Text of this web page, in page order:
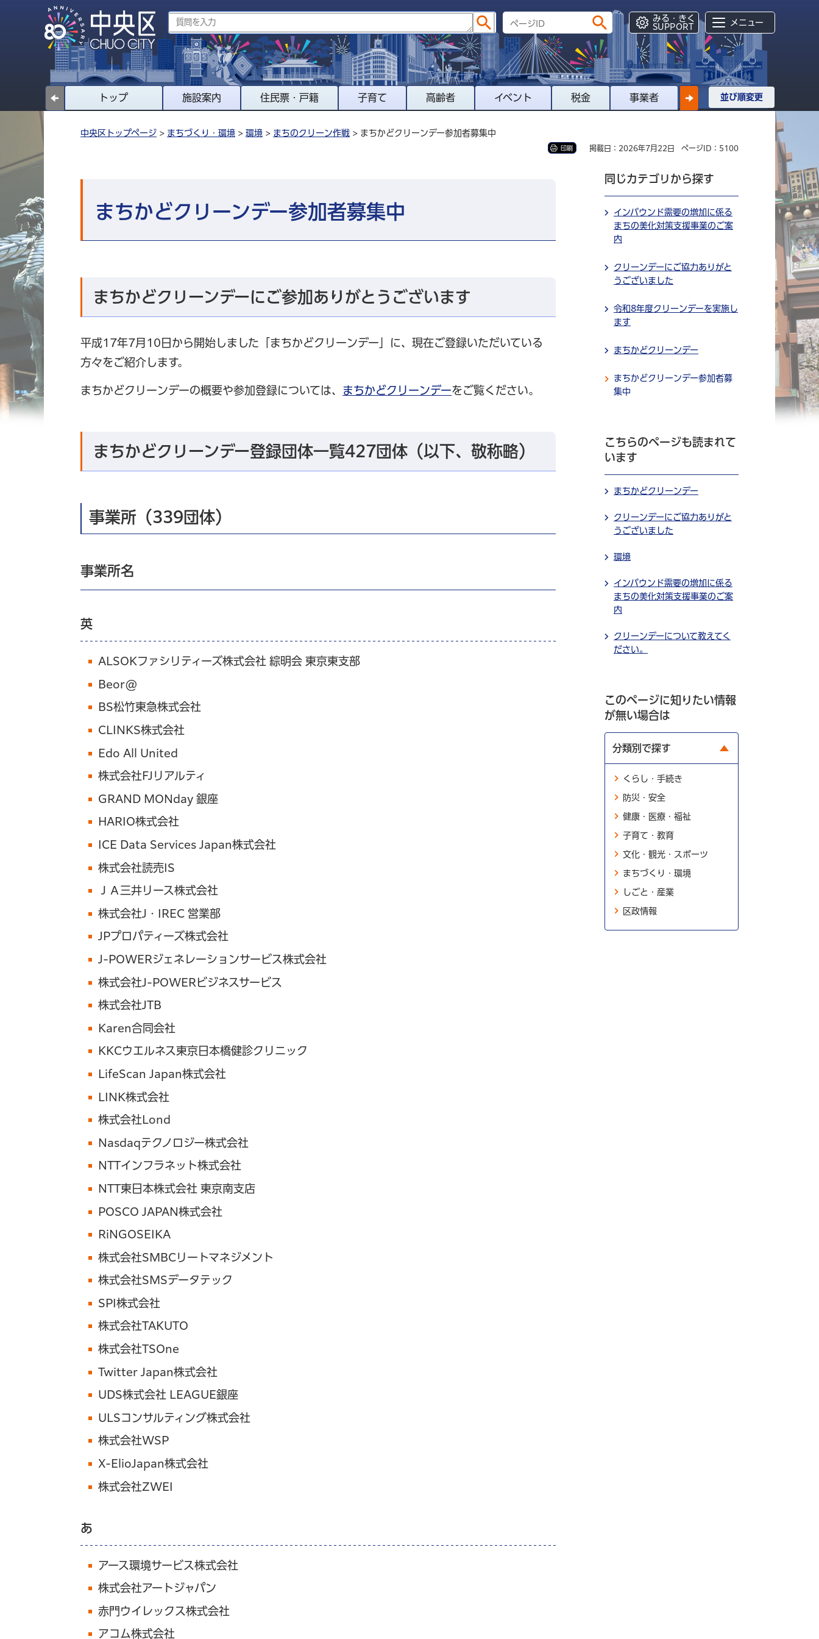
みる・きく
SUPPORT
メニュー
トップ 施設案内 住民票・戸籍 子育て 高齢者 イベント 税金 事業者 並び順変更
中央区トップページ > まちづくり・環境 > 環境 > まちのクリーン作戦 > まちかどクリーンデー参加者募集中
印刷 掲載日：2026年7月22日 ページID：5100
まちかどクリーンデー参加者募集中
まちかどクリーンデーにご参加ありがとうございます
平成17年7月10日から開始しました「まちかどクリーンデー」に、現在ご登録いただいている
方々をご紹介します。
まちかどクリーンデーの概要や参加登録については、 まちかどクリーンデーをご覧ください。
まちかどクリーンデー登録団体一覧427団体（以下、敬称略）
事業所（339団体）
事業所名
英
ALSOKファシリティーズ株式会社 綜明会 東京東支部
Beor@
BS松竹東急株式会社
CLINKS株式会社
Edo All United
株式会社FJリアルティ
GRAND MONday 銀座
HARIO株式会社
ICE Data Services Japan株式会社
株式会社読売IS
ＪＡ三井リース株式会社
株式会社J・IREC 営業部
JPプロパティーズ株式会社
J-POWERジェネレーションサービス株式会社
株式会社J-POWERビジネスサービス
株式会社JTB
Karen合同会社
KKCウエルネス東京日本橋健診クリニック
LifeScan Japan株式会社
LINK株式会社
株式会社Lond
Nasdaqテクノロジー株式会社
NTTインフラネット株式会社
NTT東日本株式会社 東京南支店
POSCO JAPAN株式会社
RiNGOSEIKA
株式会社SMBCリートマネジメント
株式会社SMSデータテック
SPI株式会社
株式会社TAKUTO
株式会社TSOne
Twitter Japan株式会社
UDS株式会社 LEAGUE銀座
ULSコンサルティング株式会社
株式会社WSP
X-ElioJapan株式会社
株式会社ZWEI
あ
アース環境サービス株式会社
株式会社アートジャパン
赤門ウイレックス株式会社
アコム株式会社
同じカテゴリから探す
インバウンド需要の増加に係る
まちの美化対策支援事業のご案
内
クリーンデーにご協力ありがと
うございました
令和8年度クリーンデーを実施し
ます
まちかどクリーンデー
まちかどクリーンデー参加者募
集中
こちらのページも読まれて
います
まちかどクリーンデー
クリーンデーにご協力ありがと
うございました
環境
インバウンド需要の増加に係る
まちの美化対策支援事業のご案
内
クリーンデーについて教えてく
ださい。
このページに知りたい情報
が無い場合は
分類別で探す
くらし・手続き
防災・安全
健康・医療・福祉
子育て・教育
文化・観光・スポーツ
まちづくり・環境
しごと・産業
区政情報